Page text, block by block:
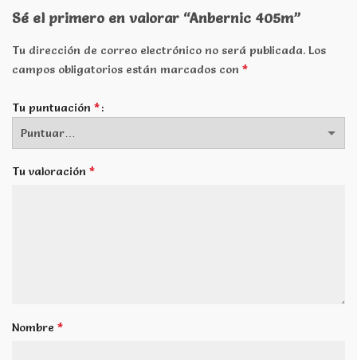
Sé el primero en valorar “Anbernic 405m”
Tu dirección de correo electrónico no será publicada. Los
campos obligatorios están marcados con *
Tu puntuación *
Tu valoración *
Nombre *